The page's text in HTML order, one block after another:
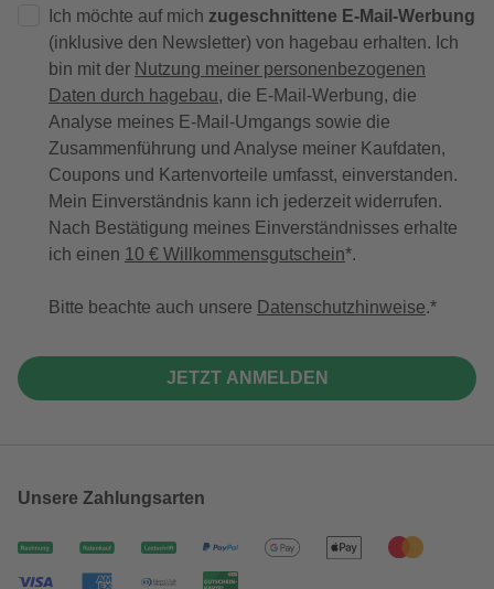
Ich möchte auf mich zugeschnittene E-Mail-Werbung
(inklusive den Newsletter) von hagebau erhalten. Ich
bin mit der Nutzung meiner personenbezogenen
Daten durch hagebau, die E-Mail-Werbung, die
Analyse meines E-Mail-Umgangs sowie die
Zusammenführung und Analyse meiner Kaufdaten,
Coupons und Kartenvorteile umfasst, einverstanden.
Mein Einverständnis kann ich jederzeit widerrufen.
Nach Bestätigung meines Einverständnisses erhalte
ich einen 10 € Willkommensgutschein*.
Bitte beachte auch unsere Datenschutzhinweise.
JETZT ANMELDEN
Unsere Zahlungsarten